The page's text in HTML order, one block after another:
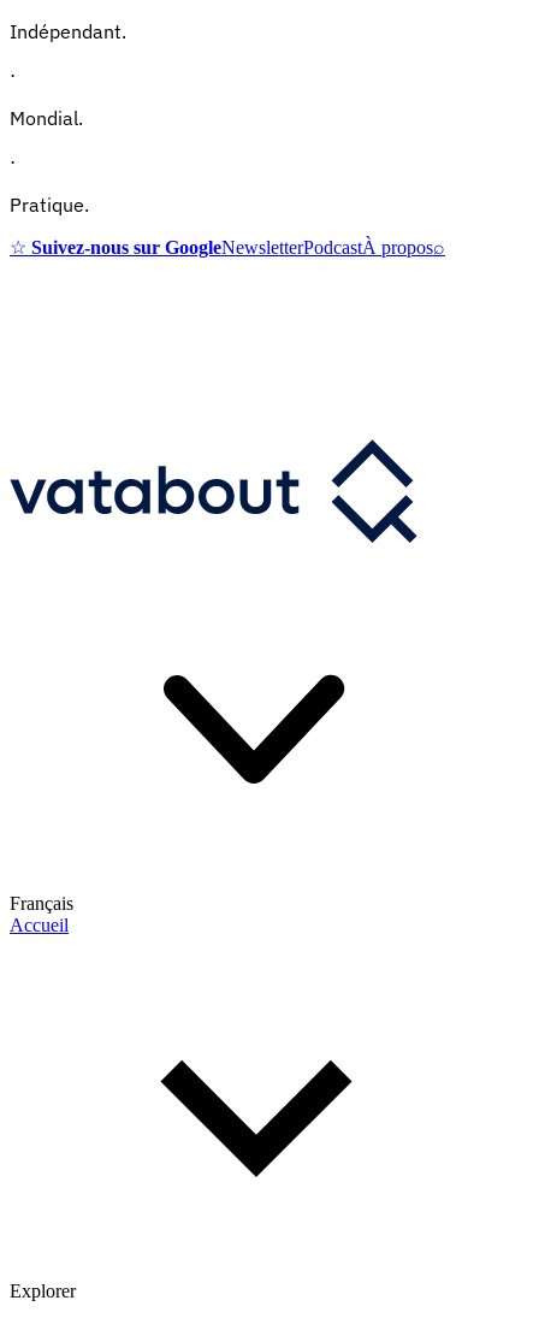
Indépendant.
·
Mondial.
·
Pratique.
☆ Suivez-nous sur GoogleNewsletterPodcastÀ propos⌕
Français
Accueil
Explorer